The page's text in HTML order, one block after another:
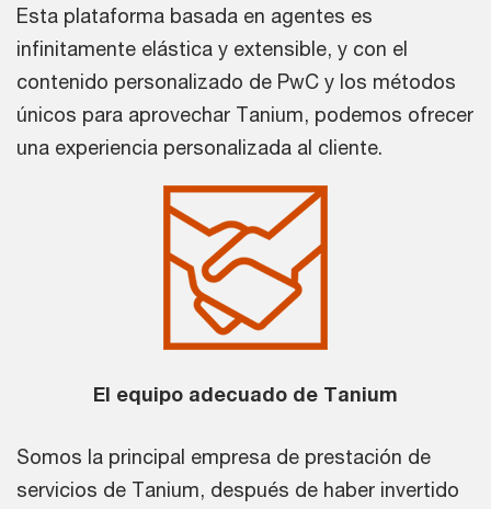
Esta plataforma basada en agentes es
infinitamente elástica y extensible, y con el
contenido personalizado de PwC y los métodos
únicos para aprovechar Tanium, podemos ofrecer
una experiencia personalizada al cliente.
El equipo adecuado de Tanium
Somos la principal empresa de prestación de
servicios de Tanium, después de haber invertido